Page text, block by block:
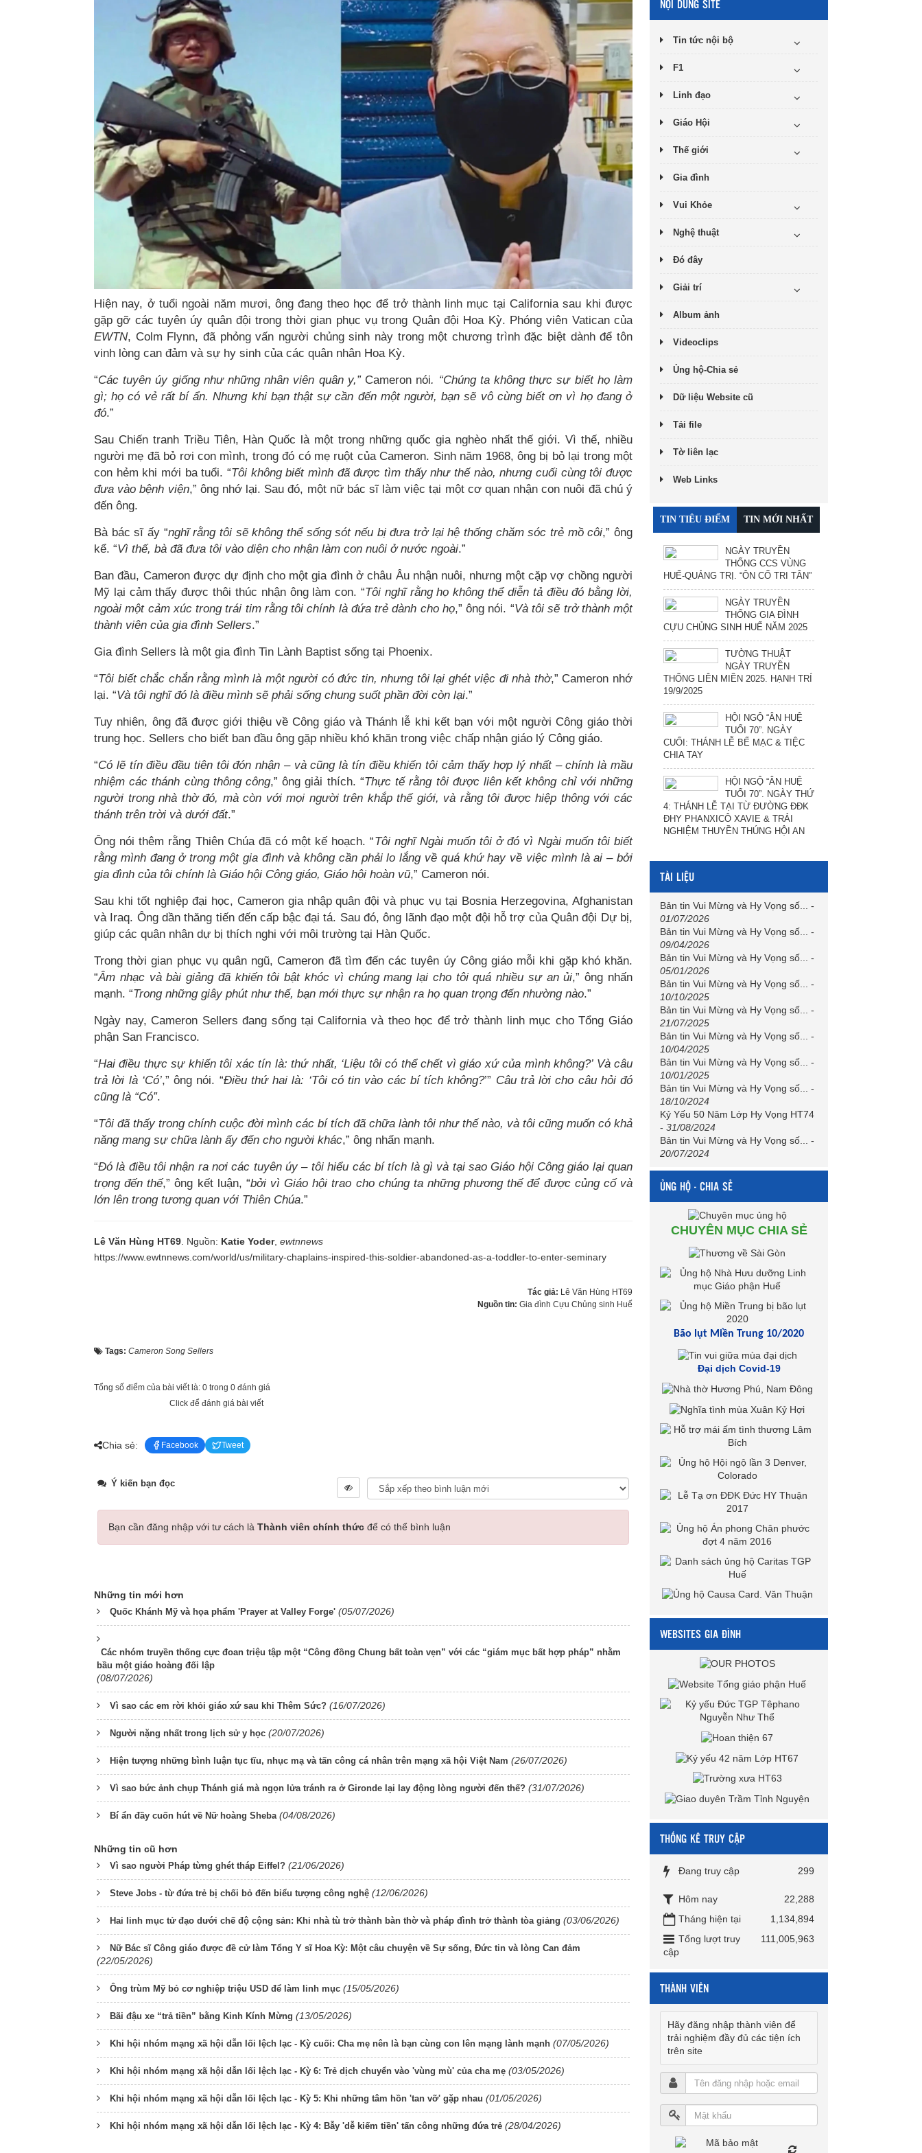
Hiện nay, ở tuổi ngoài năm mươi, ông đang theo học để trở thành linh mục tại California sau khi được
gặp gỡ các tuyên úy quân đội trong thời gian phục vụ trong Quân đội Hoa Kỳ. Phóng viên Vatican của
EWTN, Colm Flynn, đã phỏng vấn người chủng sinh này trong một chương trình đặc biệt dành để tôn
vinh lòng can đảm và sự hy sinh của các quân nhân Hoa Kỳ.
“Các tuyên úy giống như những nhân viên quân y,” Cameron nói. “Chúng ta không thực sự biết họ làm
gì; họ có vẻ rất bí ẩn. Nhưng khi bạn thật sự cần đến một người, bạn sẽ vô cùng biết ơn vì họ đang ở
đó.”
Sau Chiến tranh Triều Tiên, Hàn Quốc là một trong những quốc gia nghèo nhất thế giới. Vì thế, nhiều
người mẹ đã bỏ rơi con mình, trong đó có mẹ ruột của Cameron. Sinh năm 1968, ông bị bỏ lại trong một
con hẻm khi mới ba tuổi. “Tôi không biết mình đã được tìm thấy như thế nào, nhưng cuối cùng tôi được
đưa vào bệnh viện,” ông nhớ lại. Sau đó, một nữ bác sĩ làm việc tại một cơ quan nhận con nuôi đã chú ý
đến ông.
Bà bác sĩ ấy “nghĩ rằng tôi sẽ không thể sống sót nếu bị đưa trở lại hệ thống chăm sóc trẻ mồ côi,” ông
kể. “Vì thế, bà đã đưa tôi vào diện cho nhận làm con nuôi ở nước ngoài.”
Ban đầu, Cameron được dự định cho một gia đình ở châu Âu nhận nuôi, nhưng một cặp vợ chồng người
Mỹ lại cảm thấy được thôi thúc nhận ông làm con. “Tôi nghĩ rằng họ không thể diễn tả điều đó bằng lời,
ngoài một cảm xúc trong trái tim rằng tôi chính là đứa trẻ dành cho họ,” ông nói. “Và tôi sẽ trở thành một
thành viên của gia đình Sellers.”
Gia đình Sellers là một gia đình Tin Lành Baptist sống tại Phoenix.
“Tôi biết chắc chắn rằng mình là một người có đức tin, nhưng tôi lại ghét việc đi nhà thờ,” Cameron nhớ
lại. “Và tôi nghĩ đó là điều mình sẽ phải sống chung suốt phần đời còn lại.”
Tuy nhiên, ông đã được giới thiệu về Công giáo và Thánh lễ khi kết bạn với một người Công giáo thời
trung học. Sellers cho biết ban đầu ông gặp nhiều khó khăn trong việc chấp nhận giáo lý Công giáo.
“Có lẽ tín điều đầu tiên tôi đón nhận – và cũng là tín điều khiến tôi cảm thấy hợp lý nhất – chính là mầu
nhiệm các thánh cùng thông công,” ông giải thích. “Thực tế rằng tôi được liên kết không chỉ với những
người trong nhà thờ đó, mà còn với mọi người trên khắp thế giới, và rằng tôi được hiệp thông với các
thánh trên trời và dưới đất.”
Ông nói thêm rằng Thiên Chúa đã có một kế hoạch. “Tôi nghĩ Ngài muốn tôi ở đó vì Ngài muốn tôi biết
rằng mình đang ở trong một gia đình và không cần phải lo lắng về quá khứ hay về việc mình là ai – bởi
gia đình của tôi chính là Giáo hội Công giáo, Giáo hội hoàn vũ,” Cameron nói.
Sau khi tốt nghiệp đại học, Cameron gia nhập quân đội và phục vụ tại Bosnia Herzegovina, Afghanistan
và Iraq. Ông dần thăng tiến đến cấp bậc đại tá. Sau đó, ông lãnh đạo một đội hỗ trợ của Quân đội Dự bị,
giúp các quân nhân dự bị thích nghi với môi trường tại Hàn Quốc.
Trong thời gian phục vụ quân ngũ, Cameron đã tìm đến các tuyên úy Công giáo mỗi khi gặp khó khăn.
“Âm nhạc và bài giảng đã khiến tôi bật khóc vì chúng mang lại cho tôi quá nhiều sự an ủi,” ông nhấn
mạnh. “Trong những giây phút như thế, bạn mới thực sự nhận ra họ quan trọng đến nhường nào.”
Ngày nay, Cameron Sellers đang sống tại California và theo học để trở thành linh mục cho Tổng Giáo
phận San Francisco.
“Hai điều thực sự khiến tôi xác tín là: thứ nhất, ‘Liệu tôi có thể chết vì giáo xứ của mình không?’ Và câu
trả lời là ‘Có’,” ông nói. “Điều thứ hai là: ‘Tôi có tin vào các bí tích không?’” Câu trả lời cho câu hỏi đó
cũng là “Có”.
“Tôi đã thấy trong chính cuộc đời mình các bí tích đã chữa lành tôi như thế nào, và tôi cũng muốn có khả
năng mang sự chữa lành ấy đến cho người khác,” ông nhấn mạnh.
“Đó là điều tôi nhận ra nơi các tuyên úy – tôi hiểu các bí tích là gì và tại sao Giáo hội Công giáo lại quan
trọng đến thế,” ông kết luận, “bởi vì Giáo hội trao cho chúng ta những phương thế để được củng cố và
lớn lên trong tương quan với Thiên Chúa.”
Lê Văn Hùng HT69 . Nguồn: Katie Yoder, ewtnnews
https://www.ewtnnews.com/world/us/military-chaplains-inspired-this-soldier-abandoned-as-a-toddler-to-enter-seminary
Tác giả: Lê Văn Hùng HT69
Nguồn tin: Gia đình Cựu Chủng sinh Huế
Tags: Cameron Song Sellers
Tổng số điểm của bài viết là: 0 trong 0 đánh giá
Click để đánh giá bài viết
Chia sẻ: Facebook Tweet
Ý kiến bạn đọc
Bạn cần đăng nhập với tư cách là Thành viên chính thức để có thể bình luận
Những tin mới hơn
Quốc Khánh Mỹ và họa phẩm 'Prayer at Valley Forge' (05/07/2026)
Các nhóm truyền thống cực đoan triệu tập một “Công đồng Chung bất toàn vẹn” với các “giám mục bất hợp pháp” nhằm
bầu một giáo hoàng đối lập
(08/07/2026)
Vì sao các em rời khỏi giáo xứ sau khi Thêm Sức? (16/07/2026)
Người nặng nhất trong lịch sử y học (20/07/2026)
Hiện tượng những bình luận tục tĩu, nhục mạ và tấn công cá nhân trên mạng xã hội Việt Nam (26/07/2026)
Vì sao bức ảnh chụp Thánh giá mà ngọn lửa tránh ra ở Gironde lại lay động lòng người đến thế? (31/07/2026)
Bí ẩn đầy cuốn hút về Nữ hoàng Sheba (04/08/2026)
Những tin cũ hơn
Vì sao người Pháp từng ghét tháp Eiffel? (21/06/2026)
Steve Jobs - từ đứa trẻ bị chối bỏ đến biểu tượng công nghệ (12/06/2026)
Hai linh mục tử đạo dưới chế độ cộng sản: Khi nhà tù trở thành bàn thờ và pháp đình trở thành tòa giảng (03/06/2026)
Nữ Bác sĩ Công giáo được đề cử làm Tổng Y sĩ Hoa Kỳ: Một câu chuyện về Sự sống, Đức tin và lòng Can đảm
(22/05/2026)
Ông trùm Mỹ bỏ cơ nghiệp triệu USD để làm linh mục (15/05/2026)
Bãi đậu xe “trả tiền” bằng Kinh Kính Mừng (13/05/2026)
Khi hội nhóm mạng xã hội dẫn lối lệch lạc - Kỳ cuối: Cha mẹ nên là bạn cùng con lên mạng lành mạnh (07/05/2026)
Khi hội nhóm mạng xã hội dẫn lối lệch lạc - Kỳ 6: Trẻ dịch chuyển vào 'vùng mù' của cha mẹ (03/05/2026)
Khi hội nhóm mạng xã hội dẫn lối lệch lạc - Kỳ 5: Khi những tâm hồn 'tan vỡ' gặp nhau (01/05/2026)
Khi hội nhóm mạng xã hội dẫn lối lệch lạc - Kỳ 4: Bẫy 'dễ kiếm tiền' tấn công những đứa trẻ (28/04/2026)
NỘI DUNG SITE
Tin tức nội bộ
F1
Linh đạo
Giáo Hội
Thế giới
Gia đình
Vui Khỏe
Nghệ thuật
Đó đây
Giải trí
Album ảnh
Videoclips
Ủng hộ-Chia sẻ
Dữ liệu Website cũ
Tải file
Tờ liên lạc
Web Links
TIN TIÊU ĐIỂM TIN MỚI NHẤT
NGÀY TRUYỀN
THỐNG CCS VÙNG
HUẾ-QUẢNG TRỊ. “ÔN CỐ TRI TÂN”
NGÀY TRUYỀN
THỐNG GIA ĐÌNH
CỰU CHỦNG SINH HUẾ NĂM 2025
TƯỜNG THUẬT
NGÀY TRUYỀN
THỐNG LIÊN MIỀN 2025. HẠNH TRÍ
19/9/2025
HỘI NGỘ “ÂN HUỆ
TUỔI 70”. NGÀY
CUỐI: THÁNH LỄ BẾ MẠC & TIỆC
CHIA TAY
HỘI NGỘ “ÂN HUỆ
TUỔI 70”. NGÀY THỨ
4: THÁNH LỄ TẠI TỪ ĐƯỜNG ĐĐK
ĐHY PHANXICÔ XAVIE & TRẢI
NGHIỆM THUYỀN THÚNG HỘI AN
TÀI LIỆU
Bản tin Vui Mừng và Hy Vọng số...
-
01/07/2026
Bản tin Vui Mừng và Hy Vọng số...
-
09/04/2026
Bản tin Vui Mừng và Hy Vọng số...
-
05/01/2026
Bản tin Vui Mừng và Hy Vọng số...
-
10/10/2025
Bản tin Vui Mừng và Hy Vọng số...
-
21/07/2025
Bản tin Vui Mừng và Hy Vọng số...
-
10/04/2025
Bản tin Vui Mừng và Hy Vọng số...
-
10/01/2025
Bản tin Vui Mừng và Hy Vọng số...
-
18/10/2024
Kỷ Yếu 50 Năm Lớp Hy Vọng HT74
- 31/08/2024
Bản tin Vui Mừng và Hy Vọng số...
-
20/07/2024
ỦNG HỘ - CHIA SẺ
CHUYÊN MỤC CHIA SẺ
Bão lụt Miền Trung 10/2020
Đại dịch Covid-19
WEBSITES GIA ĐÌNH
THỐNG KÊ TRUY CẬP
Đang truy cập 299
Hôm nay
22,288
Tháng hiện tại
1,134,894
Tổng lượt truy
cập
111,005,963
THÀNH VIÊN
Hãy đăng nhập thành viên để
trải nghiệm đầy đủ các tiện ích
trên site